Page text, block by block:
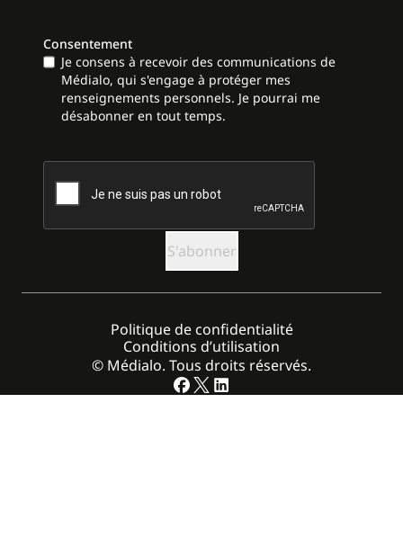
Consentement
Je consens à recevoir des communications de
Médialo, qui s'engage à protéger mes
renseignements personnels. Je pourrai me
désabonner en tout temps.
© Médialo. Tous droits réservés.
Politique de confidentialité
Conditions d’utilisation